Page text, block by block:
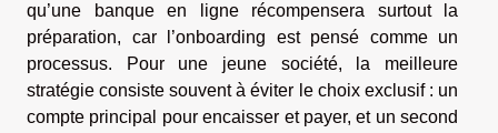
qu’une banque en ligne récompensera surtout la
préparation, car l’onboarding est pensé comme un
processus. Pour une jeune société, la meilleure
stratégie consiste souvent à éviter le choix exclusif : un
compte principal pour encaisser et payer, et un second